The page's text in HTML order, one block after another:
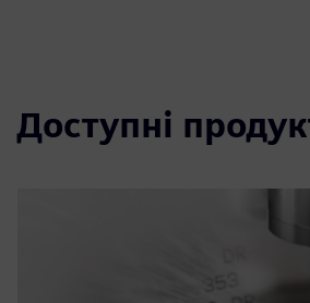
Доступні